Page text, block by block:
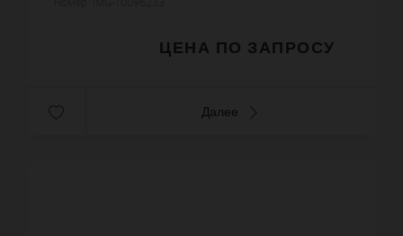
ЦЕНА ПО ЗАПРОСУ
Далее